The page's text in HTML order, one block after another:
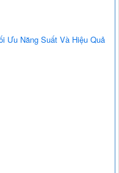
Ưu Năng Suất Và Hiệu Quả